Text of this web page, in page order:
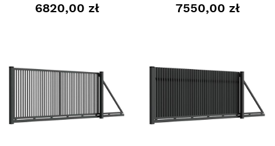
6820,00 zł 7550,00 zł